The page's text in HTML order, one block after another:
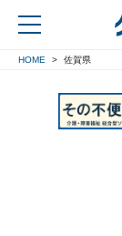
HOME 佐賀県